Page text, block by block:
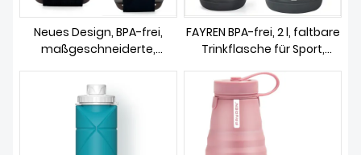
Neues Design, BPA-frei,
maßgeschneiderte,
wiederverwendbare,
faltbare
Sportgetränkeflaschen aus
Silikon für Kinder, faltbare,
FAYREN BPA-frei, 2 l, faltbare
Trinkflasche für Sport,
faltbare Silikon-
Wasserflasche mit
Strohhalm und
Zeitmarkierung